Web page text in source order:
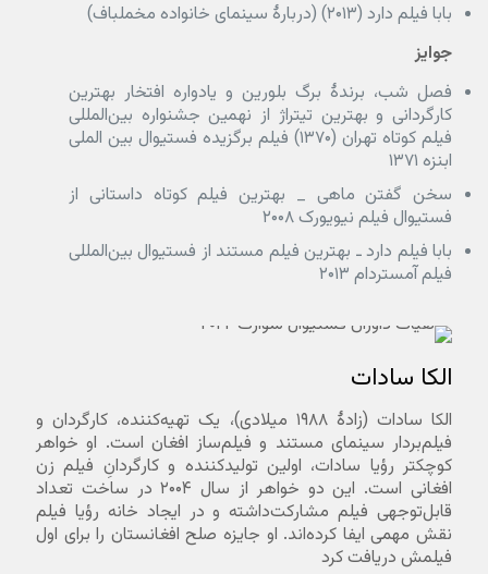
بابا فیلم دارد (۲۰۱۳) (دربارهٔ سینمای خانواده مخملباف)
جوایز
فصل شب، برندهٔ برگ بلورین و یادواره افتخار بهترین
کارگردانی و بهترین تیتراژ از نهمین جشنواره بین‌المللی
فیلم کوتاه تهران (۱۳۷۰) فیلم برگزیده فستیوال بین الملی
ابنزه ۱۳۷۱
سخن گفتن ماهی _ بهترین فیلم کوتاه داستانی از
فستیوال فیلم نیویورک ۲۰۰۸
بابا فیلم دارد ـ بهترین فیلم مستند از فستیوال بین‌المللی
فیلم آمستردام ۲۰۱۳
الکا سادات
الکا سادات (زادهٔ ۱۹۸۸ میلادی)، یک تهیه‌کننده، کارگردان و
فیلم‌بردار سینمای مستند و فیلم‌ساز افغان است. او خواهر
کوچکتر رؤیا سادات، اولین تولیدکننده و کارگردانِ فیلم زن
افغانی است. این دو خواهر از سال ۲۰۰۴ در ساخت تعداد
قابل‌توجهی فیلم مشارکت‌داشته و در ایجاد خانه رؤیا فیلم
نقش مهمی ایفا کرده‌اند. او جایزه صلح افغانستان را برای اول
فیلمش دریافت کرد